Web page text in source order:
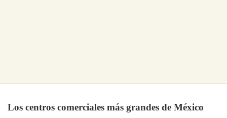
Los centros comerciales más grandes de México